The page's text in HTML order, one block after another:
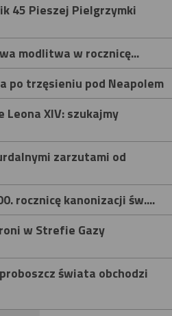
45 Pieszej Pielgrzymki
modlitwa w rocznicę...
po trzęsieniu pod Neapolem
Leona XIV: szukajmy
zarzutami od
rocznicę kanonizacji św....
w Strefie Gazy
świata obchodzi